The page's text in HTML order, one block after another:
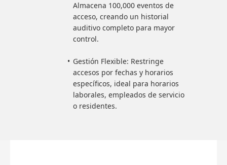
Almacena 100,000 eventos de
acceso, creando un historial
auditivo completo para mayor
control.
Gestión Flexible: Restringe
accesos por fechas y horarios
específicos, ideal para horarios
laborales, empleados de servicio
o residentes.